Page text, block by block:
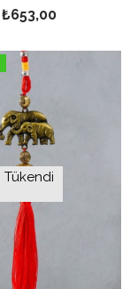
₺653,00
Tükendi